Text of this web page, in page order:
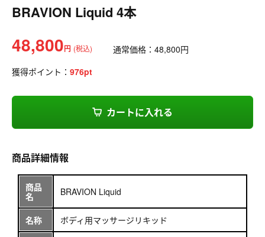
BRAVION Liquid 4本
48,800円 (税込) 通常価格： 48,800円
獲得ポイント： 976pt
カートに入れる
商品詳細情報
商品
名
BRAVION Liquid
名称 ボディ用マッサージリキッド